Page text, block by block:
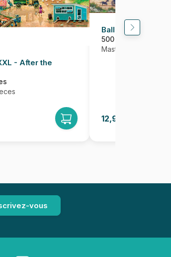
- After the
Balloons Over the
500 pièces
Master Pieces
12,95€